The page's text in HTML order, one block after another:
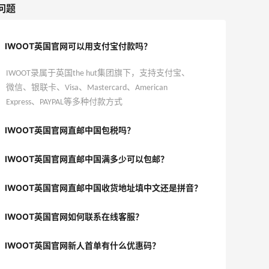
题
IWOOT英国官网可以用支付宝付款吗？
IWOOT录属于英国the hut集团旗下，支持支付宝、
微信、银联卡、Visa、Mastercard、American
Express、PAYPAL等多种付款方式
IWOOT英国官网直邮中国包税吗？
IWOOT英国官网直邮中国满多少可以包邮？
IWOOT英国官网直邮中国收货地址填中文还是拼音？
IWOOT英国官网如何联系在线客服？
IWOOT英国官网新人首单有什么优惠码？